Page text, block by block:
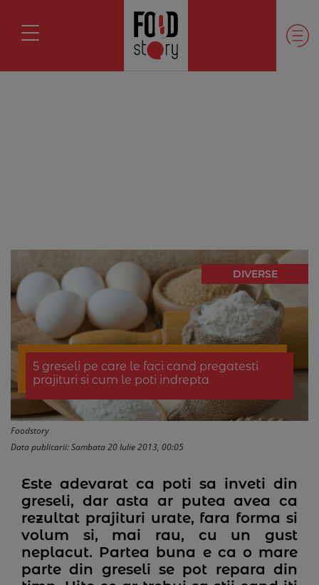
DIVERSE
5 greseli pe care le faci cand pregatesti
prajituri si cum le poti indrepta
Foodstory
Data publicarii: Sambata 20 Iulie 2013, 00:05
Este adevarat ca poti sa inveti din
greseli, dar asta ar putea avea ca
rezultat prajituri urate, fara forma si
volum si, mai rau, cu un gust
neplacut. Partea buna e ca o mare
parte din greseli se pot repara din